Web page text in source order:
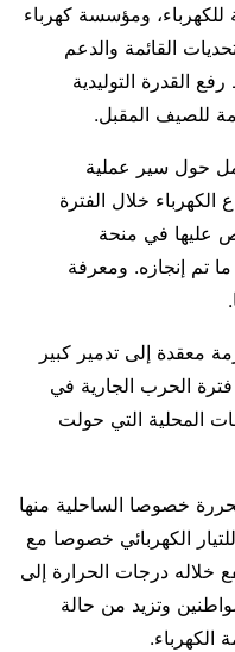
ومؤسسة كهرباء
القائمة والدعم
القدرة التوليدية
للصيف المقبل.
حول سير عملية
الكهرباء خلال الفترة
عليها في منحة
تم إنجازه. ومعرفة
معقدة إلى تدمير كبير
الحرب الجارية في
المحلية التي حولت
خصوصا الساحلية منها
الكهربائي خصوصا مع
درجات الحرارة إلى
وتزيد من حالة
الكهرباء.